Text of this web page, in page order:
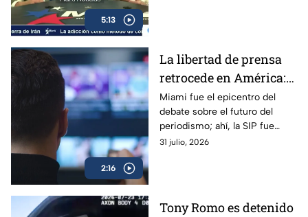
5:13
2:16
La libertad de prensa
retrocede en América:
“La norma es la
impunidad”, dice la SIP
Miami fue el epicentro del
debate sobre el futuro del
periodismo; ahí, la SIP fue
clara al evidenciar que la
31 julio, 2026
Tony Romo es detenido